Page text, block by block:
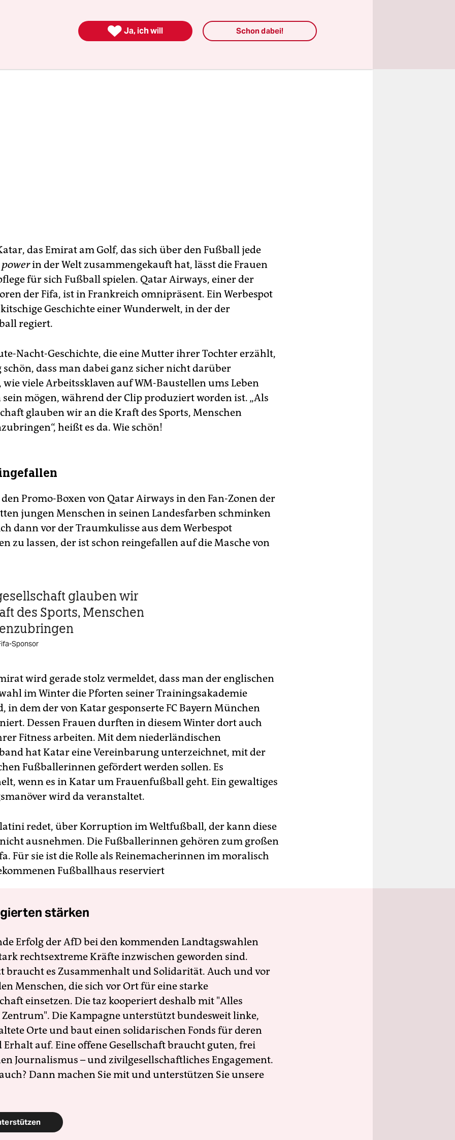
Frauen unterzeichnen. Besser hätte das Image-Washing
WM nicht laufen können.
das Emirat am Golf, das sich über den Fußball jede
in der Welt zusammengekauft hat, lässt die Frauen
für sich Fußball spielen. Qatar Airways, einer der
der Fifa, ist in Frankreich omnipräsent. Ein Werbespot
Geschichte einer Wunderwelt, in der der
regiert.
Nacht-Geschichte, die eine Mutter ihrer Tochter erzählt,
dass man dabei ganz sicher nicht darüber
viele Arbeitssklaven auf WM-Baustellen ums Leben
sein mögen, während der Clip produziert worden ist. „Als
glauben wir an die Kraft des Sports, Menschen
heißt es da. Wie schön!
Promo-Boxen von Qatar Airways in den Fan-Zonen der
jungen Menschen in seinen Landesfarben schminken
dann vor der Traumkulisse aus dem Werbespot
zu lassen, der ist schon reingefallen auf die Masche von
glauben wir
des Sports, Menschen
Sponsor
wird gerade stolz vermeldet, dass man der englischen
im Winter die Pforten seiner Trainingsakademie
in dem der von Katar gesponserte FC Bayern München
Dessen Frauen durften in diesem Winter dort auch
Fitness arbeiten. Mit dem niederländischen
hat Katar eine Vereinbarung unterzeichnet, mit der
Fußballerinnen gefördert werden sollen. Es
wenn es in Katar um Frauenfußball geht. Ein gewaltiges
wird da veranstaltet.
redet, über Korruption im Weltfußball, der kann diese
ausnehmen. Die Fußballerinnen gehören zum großen
Für sie ist die Rolle als Reinemacherinnen im moralisch
Fußballhaus reserviert
stärken
Erfolg der AfD bei den kommenden Landtagswahlen
rechtsextreme Kräfte inzwischen geworden sind.
braucht es Zusammenhalt und Solidarität. Auch und vor
Menschen, die sich vor Ort für eine starke
einsetzen. Die taz kooperiert deshalb mit "Alles
Die Kampagne unterstützt bundesweit linke,
Orte und baut einen solidarischen Fonds für deren
Erhalt auf. Eine offene Gesellschaft braucht guten, frei
Journalismus – und zivilgesellschaftliches Engagement.
Dann machen Sie mit und unterstützen Sie unsere
 Ja, ich will Schon dabei!